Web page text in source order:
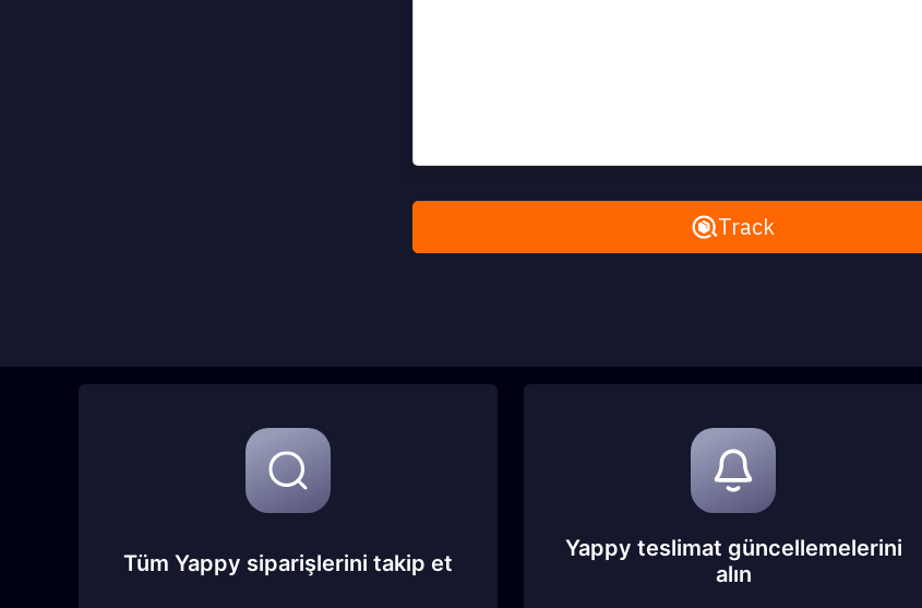
Remove AllTrack
Tüm Yappy siparişlerini takip et
Yappy teslimat güncellemelerini
alın